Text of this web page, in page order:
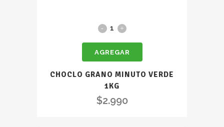
CHOCLO
MINUTO
1KG
AGREGAR
CHOCLO GRANO MINUTO VERDE
1KG
$2.990